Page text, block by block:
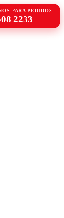
PARA PEDIDOS
2233